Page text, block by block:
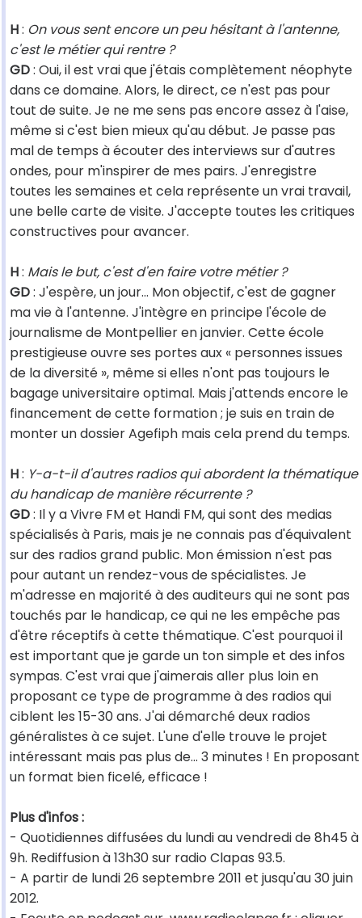
H: On vous sent encore un peu hésitant à l'antenne,
c'est le métier qui rentre ?
GD: Oui, il est vrai que j'étais complètement néophyte
dans ce domaine. Alors, le direct, ce n'est pas pour
tout de suite. Je ne me sens pas encore assez à l'aise,
même si c'est bien mieux qu'au début. Je passe pas
mal de temps à écouter des interviews sur d'autres
ondes, pour m'inspirer de mes pairs. J'enregistre
toutes les semaines et cela représente un vrai travail,
une belle carte de visite. J'accepte toutes les critiques
constructives pour avancer.
H: Mais le but, c'est d'en faire votre métier ?
GD: J'espère, un jour... Mon objectif, c'est de gagner
ma vie à l'antenne. J'intègre en principe l'école de
journalisme de Montpellier en janvier. Cette école
prestigieuse ouvre ses portes aux « personnes issues
de la diversité », même si elles n'ont pas toujours le
bagage universitaire optimal. Mais j'attends encore le
financement de cette formation ; je suis en train de
monter un dossier Agefiph mais cela prend du temps.
H: Y-a-t-il d'autres radios qui abordent la thématique
du handicap de manière récurrente ?
GD: Il y a Vivre FM et Handi FM, qui sont des medias
spécialisés à Paris, mais je ne connais pas d'équivalent
sur des radios grand public. Mon émission n'est pas
pour autant un rendez-vous de spécialistes. Je
m'adresse en majorité à des auditeurs qui ne sont pas
touchés par le handicap, ce qui ne les empêche pas
d'être réceptifs à cette thématique. C'est pourquoi il
est important que je garde un ton simple et des infos
sympas. C'est vrai que j'aimerais aller plus loin en
proposant ce type de programme à des radios qui
ciblent les 15-30 ans. J'ai démarché deux radios
généralistes à ce sujet. L'une d'elle trouve le projet
intéressant mais pas plus de... 3 minutes ! En proposant
un format bien ficelé, efficace !
Plus d'infos :
- Quotidiennes diffusées du lundi au vendredi de 8h45 à
9h. Rediffusion à 13h30 sur radio Clapas 93.5.
- A partir de lundi 26 septembre 2011 et jusqu'au 30 juin
2012.